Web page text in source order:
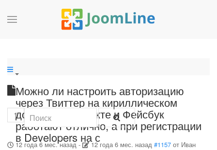
Можно ли настроить авторизацию
через Твиттер на кириллическом
домене? Вконтакте и Фейсбук
работают отлично, а при регистрации
в Developers на с
1
12 года 6 мес. назад- 12 года 6 мес. назад #1157 от Иван